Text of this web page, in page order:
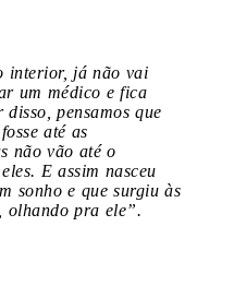
interior, já não vai
um médico e fica
pensamos que
até as
não vão até o
E assim nasceu
sonho e que surgiu às
olhando pra ele”.